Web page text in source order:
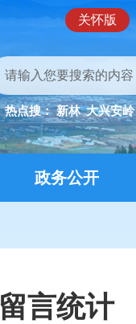
关怀版
热点搜： 新林 大兴安岭
政务公开
言统计